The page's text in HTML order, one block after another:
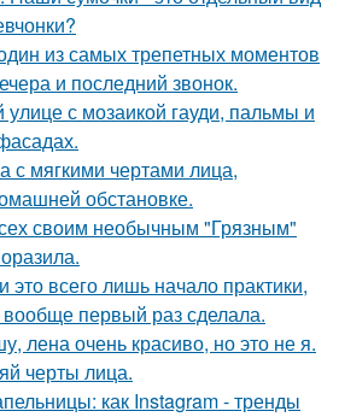
из самых трепетных моментов
и последний звонок.
с мозаикой гауди, пальмы и
мягкими чертами лица,
обстановке.
своим необычным "Грязным"
это всего лишь начало практики,
первый раз сделала.
лена очень красиво, но это не я.
черты лица.
как Instagram - тренды